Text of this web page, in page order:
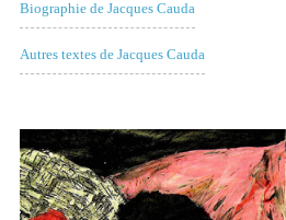
Biographie de Jacques Cauda
Autres textes de Jacques Cauda